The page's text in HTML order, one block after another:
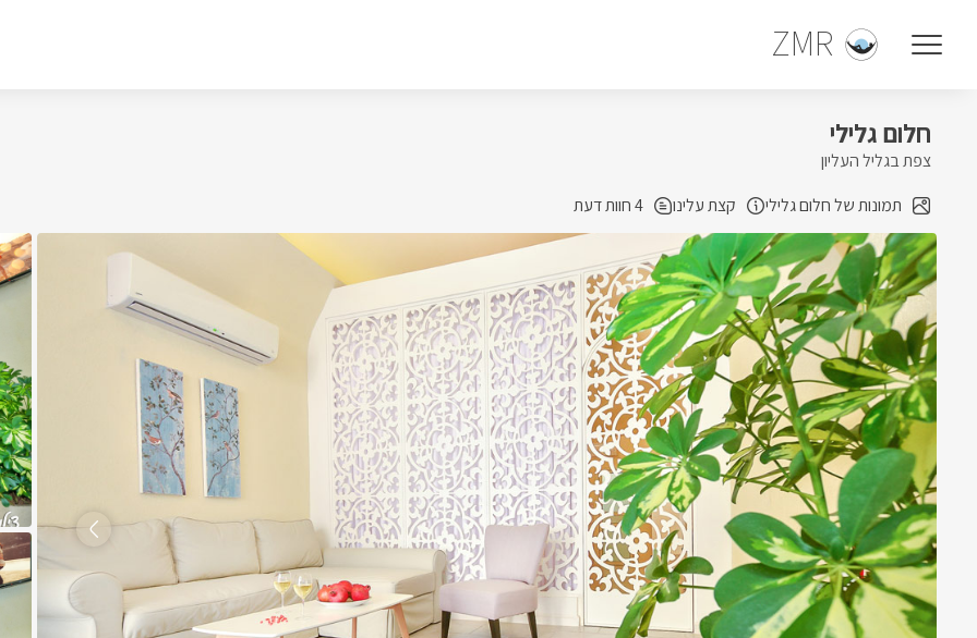
ZMR
חלום גלילי
צפת בגליל העליון
תמונות של חלום גלילי
קצת עלינו 4 חוות דעת